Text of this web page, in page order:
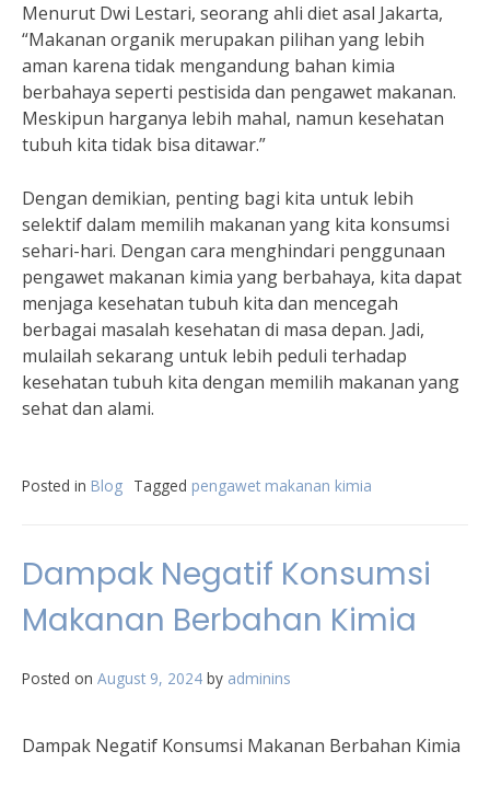
Menurut Dwi Lestari, seorang ahli diet asal Jakarta,
“Makanan organik merupakan pilihan yang lebih
aman karena tidak mengandung bahan kimia
berbahaya seperti pestisida dan pengawet makanan.
Meskipun harganya lebih mahal, namun kesehatan
tubuh kita tidak bisa ditawar.”
Dengan demikian, penting bagi kita untuk lebih
selektif dalam memilih makanan yang kita konsumsi
sehari-hari. Dengan cara menghindari penggunaan
pengawet makanan kimia yang berbahaya, kita dapat
menjaga kesehatan tubuh kita dan mencegah
berbagai masalah kesehatan di masa depan. Jadi,
mulailah sekarang untuk lebih peduli terhadap
kesehatan tubuh kita dengan memilih makanan yang
sehat dan alami.
Posted in Blog Tagged pengawet makanan kimia
Dampak Negatif Konsumsi
Makanan Berbahan Kimia
Posted on August 9, 2024 by adminins
Dampak Negatif Konsumsi Makanan Berbahan Kimia